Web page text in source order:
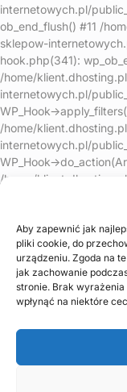
Aby zapewnić jak
pliki cookie, do
urządzeniu. Zgoda na
jak zachowanie
stronie. Brak
wpłynąć na niektóre
internetowych.pl/
ob_end_flush() #11 /
sklepow-
hook.php(341):
/home/
internetowych.pl/
WP_Hook-
/home/
internetowych.pl/
WP_Hook-
/home/
internetowych.pl/
/home/
internetowych.pl/
cache/src/